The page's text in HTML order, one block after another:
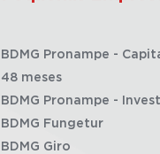
BDMG Pronampe -
48 meses
BDMG Pronampe -
BDMG Fungetur
BDMG Giro